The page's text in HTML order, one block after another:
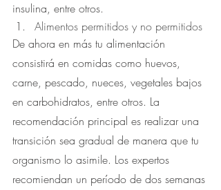
insulina, entre otros.
Alimentos permitidos y no permitidos
De ahora en más tu alimentación
consistirá en comidas como huevos,
carne, pescado, nueces, vegetales bajos
en carbohidratos, entre otros. La
recomendación principal es realizar una
transición sea gradual de manera que tu
organismo lo asimile. Los expertos
recomiendan un período de dos semanas